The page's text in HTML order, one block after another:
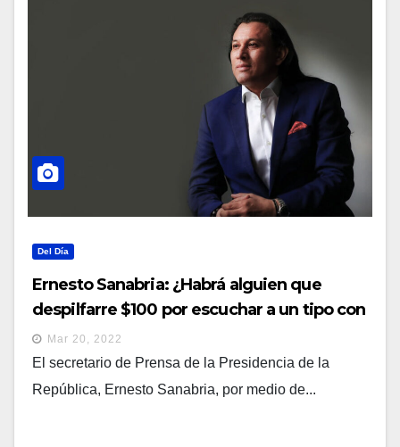
Del Día
Ernesto Sanabria: ¿Habrá alguien que
despilfarre $100 por escuchar a un tipo con
esquizofrenia y a otro odre?
Mar 20, 2022
El secretario de Prensa de la Presidencia de la
República, Ernesto Sanabria, por medio de...